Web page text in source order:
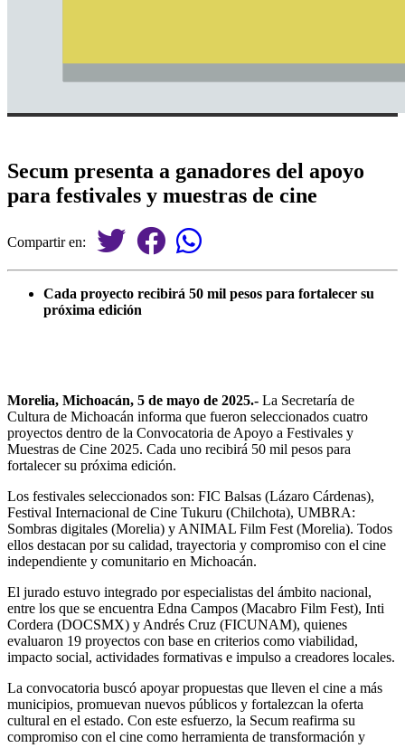
Secum presenta a ganadores del apoyo
para festivales y muestras de cine
Compartir en:
Cada proyecto recibirá 50 mil pesos para fortalecer su
próxima edición
Morelia, Michoacán, 5 de mayo de 2025.- La Secretaría de
Cultura de Michoacán informa que fueron seleccionados cuatro
proyectos dentro de la Convocatoria de Apoyo a Festivales y
Muestras de Cine 2025. Cada uno recibirá 50 mil pesos para
fortalecer su próxima edición.
Los festivales seleccionados son: FIC Balsas (Lázaro Cárdenas),
Festival Internacional de Cine Tukuru (Chilchota), UMBRA:
Sombras digitales (Morelia) y ANIMAL Film Fest (Morelia). Todos
ellos destacan por su calidad, trayectoria y compromiso con el cine
independiente y comunitario en Michoacán.
El jurado estuvo integrado por especialistas del ámbito nacional,
entre los que se encuentra Edna Campos (Macabro Film Fest), Inti
Cordera (DOCSMX) y Andrés Cruz (FICUNAM), quienes
evaluaron 19 proyectos con base en criterios como viabilidad,
impacto social, actividades formativas e impulso a creadores locales.
La convocatoria buscó apoyar propuestas que lleven el cine a más
municipios, promuevan nuevos públicos y fortalezcan la oferta
cultural en el estado. Con este esfuerzo, la Secum reafirma su
compromiso con el cine como herramienta de transformación y